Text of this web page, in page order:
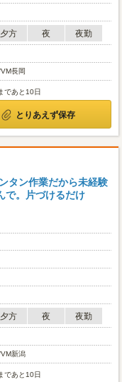
夕方 夜
夜勤
長岡
であと10日
とりあえず保存
タン作業だから未経験
で。片づけるだけ
夕方 夜
夜勤
新潟
であと10日